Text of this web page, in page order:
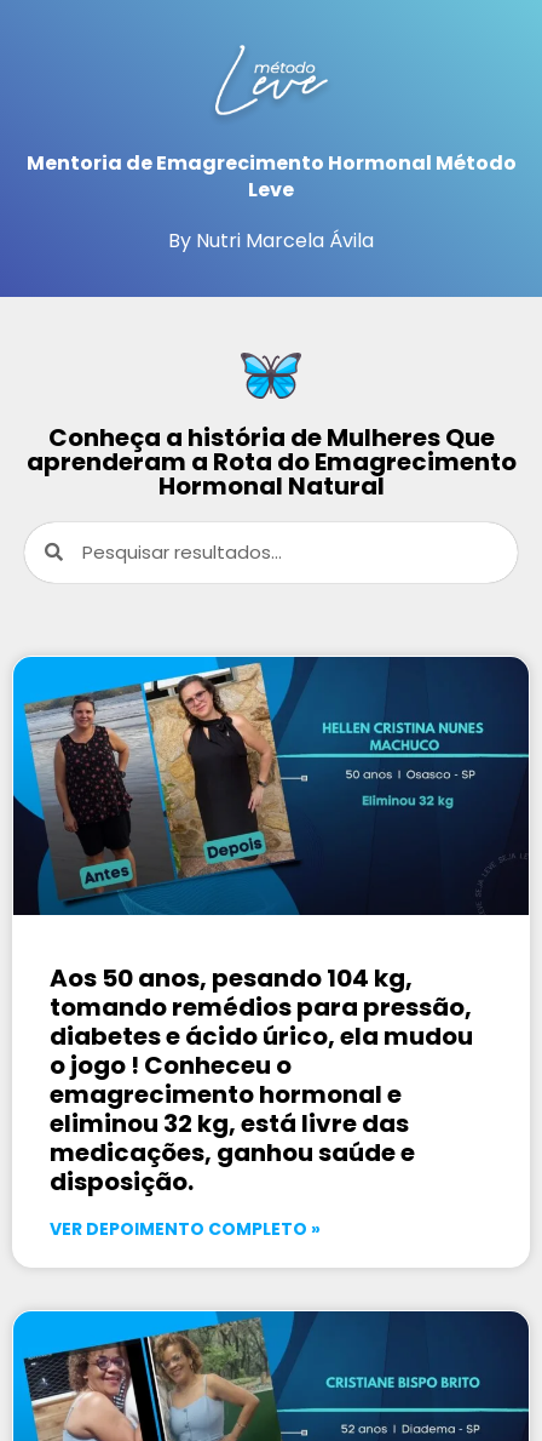
Mentoria de Emagrecimento Hormonal Método
Leve
By Nutri Marcela Ávila
Conheça a história de Mulheres Que
aprenderam a Rota do Emagrecimento
Hormonal Natural
Aos 50 anos, pesando 104 kg,
tomando remédios para pressão,
diabetes e ácido úrico, ela mudou
o jogo ! Conheceu o
emagrecimento hormonal e
eliminou 32 kg, está livre das
medicações, ganhou saúde e
disposição.
VER DEPOIMENTO COMPLETO »